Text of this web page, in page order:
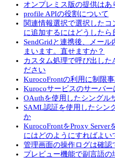
オンプレミス版の提供はあ
profile APIの役割について
関連情報選択で選択した
に追加するにはどうしたら
SendGridと連携後、メー
まいます。直せますか？
カスタム処理で呼び出した
ださい
KurocoFrontの利用に制限
Kurocoサービスのサーバ
OAuthを使用したシングル
SAML認証を使用したシン
か
KurocoFrontをProxy Server
にはどのようにすればよい
管理画面の操作ログは確認
プレビュー機能で副言語